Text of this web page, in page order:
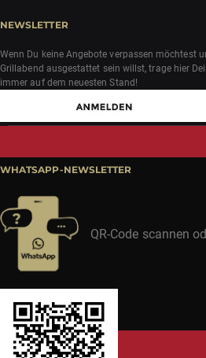
NEWSLETTER
Wenn Du keine Angebote verpassen möchtest
Grillabend ausgestattet sein willst, trage hier
immer auf dem neuesten Stand!
WHATSAPP-NEWSLETTER
QR-Code scannen